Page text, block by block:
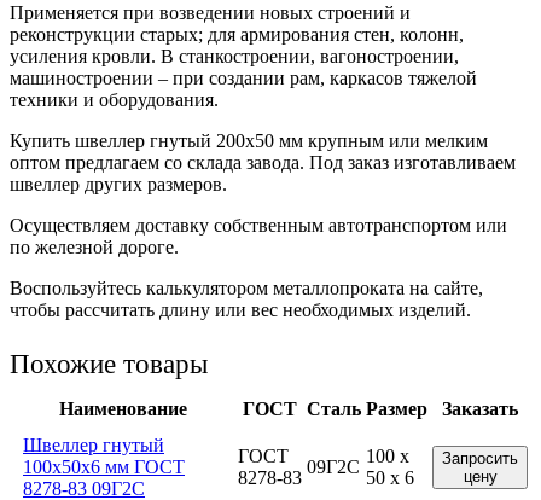
Применяется при возведении новых строений и
реконструкции старых; для армирования стен, колонн,
усиления кровли. В станкостроении, вагоностроении,
машиностроении – при создании рам, каркасов тяжелой
техники и оборудования.
Купить швеллер гнутый 200х50 мм крупным или мелким
оптом предлагаем со склада завода. Под заказ изготавливаем
швеллер других размеров.
Осуществляем доставку собственным автотранспортом или
по железной дороге.
Воспользуйтесь калькулятором металлопроката на сайте,
чтобы рассчитать длину или вес необходимых изделий.
Похожие товары
Наименование ГОСТ Сталь Размер
Заказать
Швеллер гнутый
100x50x6 мм ГОСТ
8278-83 09Г2С
ГОСТ
8278-83
09Г2С
100 x
50 x 6
Запросить
цену